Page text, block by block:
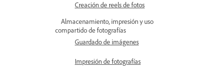
Creación de reels de fotos
Almacenamiento, impresión y uso
compartido de fotografías
Guardado de imágenes
Impresión de fotografías